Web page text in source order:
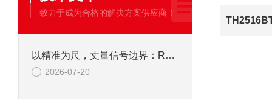
致力于成为合格的解决方案供应商！
以精准为尺，丈量信号边界：R&S FSH4手持频谱仪的核心应用价值
2026-07-20